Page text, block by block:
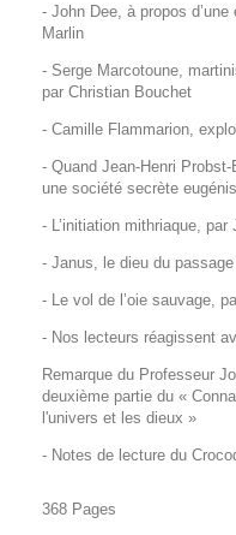
- John Dee, à propos
Marlin
- Serge Marcotoune,
par Christian Bouchet
- Camille Flammarion,
- Quand Jean-Henri
une société secrète
- L’initiation mithriaque, par
- Janus, le dieu du
- Le vol de l’oie sauvage,
- Nos lecteurs réagissent
Remarque du Professeur
deuxième partie du «
l'univers et les dieux »
- Notes de lecture du
368 Pages